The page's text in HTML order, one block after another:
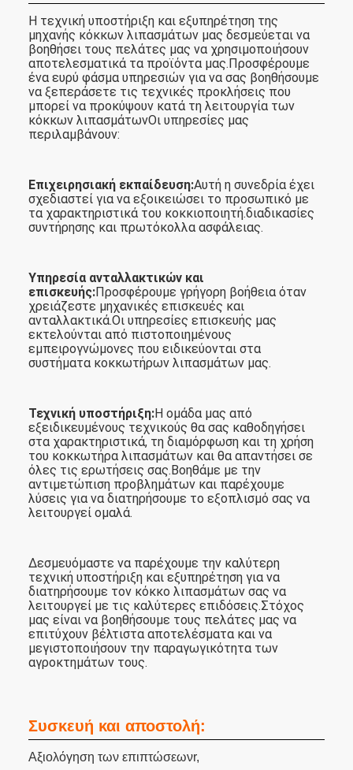
Η τεχνική υποστήριξη και εξυπηρέτηση της
μηχανής κόκκων λιπασμάτων μας δεσμεύεται να
βοηθήσει τους πελάτες μας να χρησιμοποιήσουν
αποτελεσματικά τα προϊόντα μας.Προσφέρουμε
ένα ευρύ φάσμα υπηρεσιών για να σας βοηθήσουμε
να ξεπεράσετε τις τεχνικές προκλήσεις που
μπορεί να προκύψουν κατά τη λειτουργία των
κόκκων λιπασμάτωνΟι υπηρεσίες μας
περιλαμβάνουν:
Επιχειρησιακή εκπαίδευση:Αυτή η συνεδρία έχει
σχεδιαστεί για να εξοικειώσει το προσωπικό με
τα χαρακτηριστικά του κοκκιοποιητή.διαδικασίες
συντήρησης και πρωτόκολλα ασφάλειας.
Υπηρεσία ανταλλακτικών και
επισκευής:Προσφέρουμε γρήγορη βοήθεια όταν
χρειάζεστε μηχανικές επισκευές και
ανταλλακτικά.Οι υπηρεσίες επισκευής μας
εκτελούνται από πιστοποιημένους
εμπειρογνώμονες που ειδικεύονται στα
συστήματα κοκκωτήρων λιπασμάτων μας.
Τεχνική υποστήριξη:Η ομάδα μας από
εξειδικευμένους τεχνικούς θα σας καθοδηγήσει
στα χαρακτηριστικά, τη διαμόρφωση και τη χρήση
του κοκκωτήρα λιπασμάτων και θα απαντήσει σε
όλες τις ερωτήσεις σας.Βοηθάμε με την
αντιμετώπιση προβλημάτων και παρέχουμε
λύσεις για να διατηρήσουμε το εξοπλισμό σας να
λειτουργεί ομαλά.
Δεσμευόμαστε να παρέχουμε την καλύτερη
τεχνική υποστήριξη και εξυπηρέτηση για να
διατηρήσουμε τον κόκκο λιπασμάτων σας να
λειτουργεί με τις καλύτερες επιδόσεις.Στόχος
μας είναι να βοηθήσουμε τους πελάτες μας να
επιτύχουν βέλτιστα αποτελέσματα και να
μεγιστοποιήσουν την παραγωγικότητα των
αγροκτημάτων τους.
Συσκευή και αποστολή:
Αξιολόγηση των επιπτώσεωνr,